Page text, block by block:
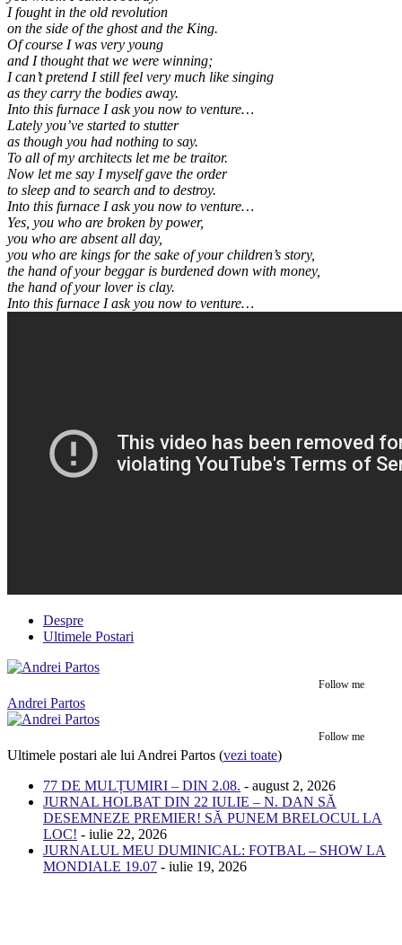
I fought in the old revolution
on the side of the ghost and the King.
Of course I was very young
and I thought that we were winning;
I can’t pretend I still feel very much like singing
as they carry the bodies away.
Into this furnace I ask you now to venture…
Lately you’ve started to stutter
as though you had nothing to say.
To all of my architects let me be traitor.
Now let me say I myself gave the order
to sleep and to search and to destroy.
Into this furnace I ask you now to venture…
Yes, you who are broken by power,
you who are absent all day,
you who are kings for the sake of your children’s story,
the hand of your beggar is burdened down with money,
the hand of your lover is clay.
Into this furnace I ask you now to venture…
Despre
Ultimele Postari
Follow me
Andrei Partos
Follow me
Ultimele postari ale lui Andrei Partos (vezi toate)
77 DE MULȚUMIRI – DIN 2.08. - august 2, 2026
JURNAL HOLBAT DIN 22 IULIE – N. DAN SĂ
DESEMNEZE PREMIER! SĂ PUNEM BRELOCUL LA
LOC! - iulie 22, 2026
JURNALUL MEU DUMINICAL: FOTBAL – SHOW LA
MONDIALE 19.07 - iulie 19, 2026